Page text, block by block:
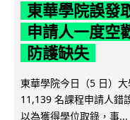
東華學院誤發
申請人一度空
防護缺失
東華學院今日（5 日）
11,139 名課程申請人錯
以為獲得學位取錄，事...